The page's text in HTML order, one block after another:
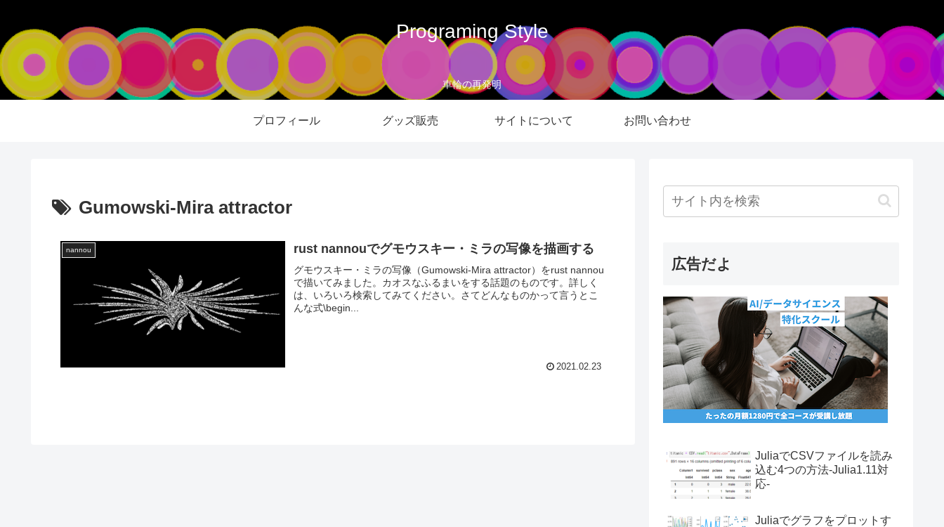
Programing Style
車輪の再発明
プロフィール グッズ販売 サイトについて お問い合わせ
Gumowski-Mira attractor
nannou rust nannouでグモウスキー・ミラの写像を描画する
グモウスキー・ミラの写像（Gumowski-Mira attractor）をrust nannou
で描いてみました。カオスなふるまいをする話題のものです。詳しく
は、いろいろ検索してみてください。さてどんなものかって言うとこ
んな式\begin...
2021.02.23
広告だよ
JuliaでCSVファイルを読み
込む4つの方法-Julia1.11対
応-
Juliaでグラフをプロットす